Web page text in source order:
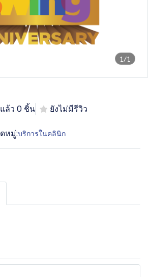
1/1
ล้ว 0 ชิ้น
ยังไม่มีรีวิว
หมู่:บริการในคลินิก